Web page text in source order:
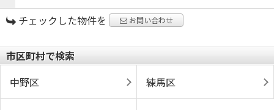
チェックした物件を お問い合わせ
市区町村で検索
中野区
練馬区